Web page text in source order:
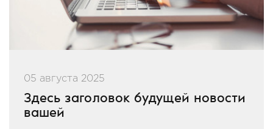
05 августа 2025
Здесь заголовок будущей новости
вашей